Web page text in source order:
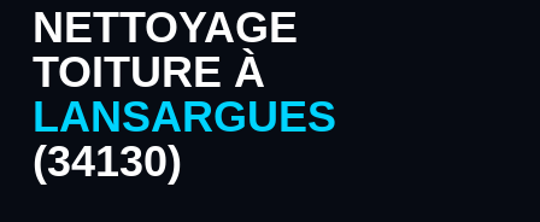
NETTOYAGE
TOITURE À
LANSARGUES
(34130)